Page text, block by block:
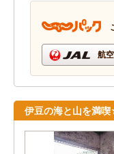
航
伊豆の海と山を満